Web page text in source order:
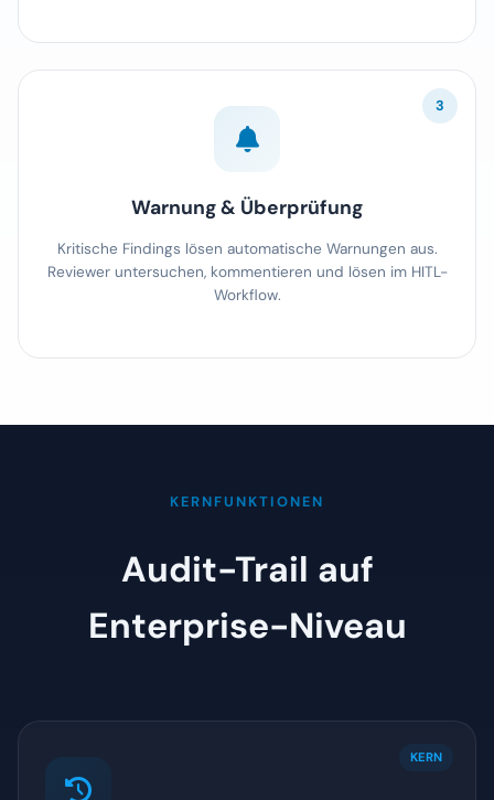
3
Warnung & Überprüfung
Kritische Findings lösen automatische Warnungen aus.
Reviewer untersuchen, kommentieren und lösen im HITL-
Workflow.
KERNFUNKTIONEN
Audit-Trail auf
Enterprise-Niveau
KERN